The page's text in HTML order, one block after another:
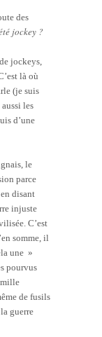
des
jockey ?
jockeys,
là où
(je suis
les
d’une
le
parce
disant
injuste
C’est
somme, il
une »
pourvus
mille
de fusils
guerre